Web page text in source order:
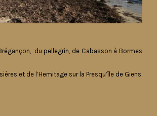
du pellegrin, de Cabasson à Bormes
et de l’Hemitagesur la Presqu’île de Giens